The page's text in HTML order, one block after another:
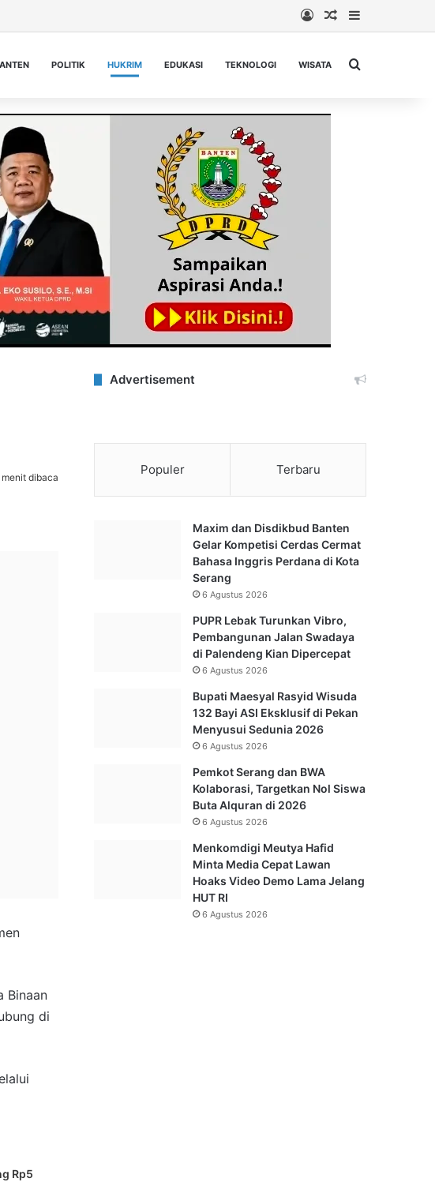
Log InRandom Article
POLITIK HUKRIM EDUKASI TEKNOLOGI WISATA Cari berita...
menit dibaca
Binaan
di
Rp5
Advertisement
Populer Terbaru
Maxim dan Disdikbud Banten
Gelar Kompetisi Cerdas Cermat
Bahasa Inggris Perdana di Kota
Serang
6 Agustus 2026
PUPR Lebak Turunkan Vibro,
Pembangunan Jalan Swadaya
di Palendeng Kian Dipercepat
6 Agustus 2026
Bupati Maesyal Rasyid Wisuda
132 Bayi ASI Eksklusif di Pekan
Menyusui Sedunia 2026
6 Agustus 2026
Pemkot Serang dan BWA
Kolaborasi, Targetkan Nol Siswa
Buta Alquran di 2026
6 Agustus 2026
Menkomdigi Meutya Hafid
Minta Media Cepat Lawan
Hoaks Video Demo Lama Jelang
HUT RI
6 Agustus 2026